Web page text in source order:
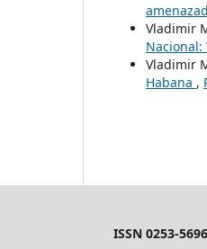
Vladimir
Nacional:
Vladimir
Habana ,
ISSN 0253-